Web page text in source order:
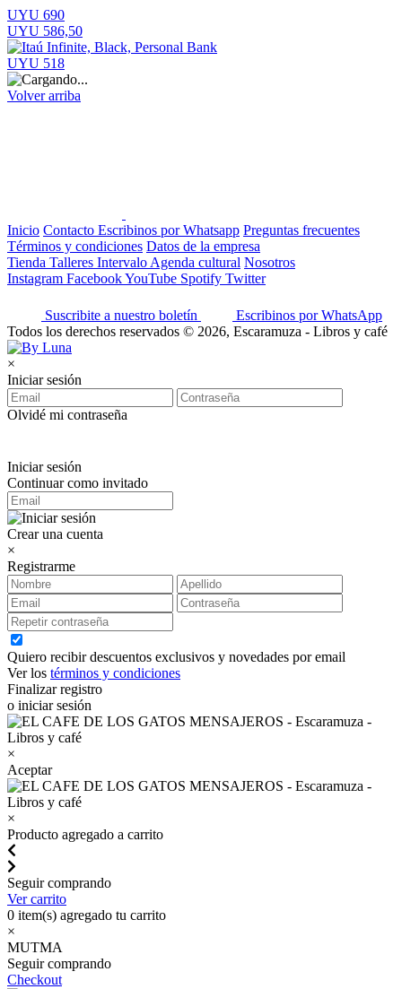
UYU 690
UYU 586,50
UYU 518
Volver arriba
Inicio Contacto Escribinos por Whatsapp Preguntas frecuentes
Términos y condiciones Datos de la empresa
Tienda Talleres Intervalo Agenda cultural Nosotros
Instagram FacebookYouTube Spotify Twitter
Suscribite a nuestro boletín
Escribinos por WhatsApp
Todos los derechos reservados © 2026, Escaramuza - Libros y café
×
Iniciar sesión
Olvidé mi contraseña
Iniciar sesión
Continuar como invitado
Crear una cuenta
×
Registrarme
Quiero recibir descuentos exclusivos y novedades por email
Ver los términos y condiciones
Finalizar registro
o iniciar sesión
×
Aceptar
×
Producto agregado a carrito
Seguir comprando
Ver carrito
0 item(s) agregado tu carrito
×
MUTMA
Seguir comprando
Checkout